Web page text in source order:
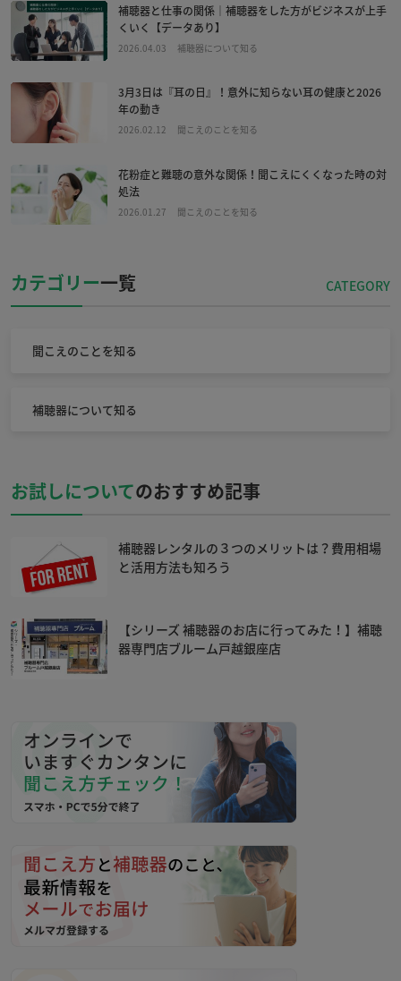
補聴器と仕事の関係｜補聴器をした方がビジネスが上手
くいく【データあり】
2026.04.03 補聴器について知る
3月3日は『耳の日』！意外に知らない耳の健康と2026
年の動き
2026.02.12 聞こえのことを知る
花粉症と難聴の意外な関係！聞こえにくくなった時の対
処法
2026.01.27 聞こえのことを知る
カテゴリー一覧
聞こえのことを知る
補聴器について知る
お試しについてのおすすめ記事
補聴器レンタルの３つのメリットは？費用相場
と活用方法も知ろう
【シリーズ 補聴器のお店に行ってみた！】補聴
器専門店ブルーム戸越銀座店